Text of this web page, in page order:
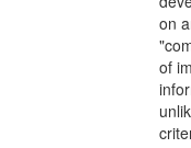
on
of